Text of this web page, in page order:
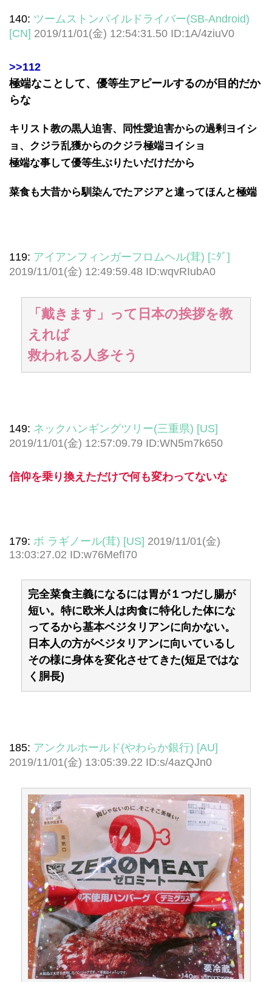
140: ツームストンパイルドライバー(SB-Android)
[CN] 2019/11/01(金) 12:54:31.50 ID:1A/4ziuV0
>>112
極端なことして、優等生アピールするのが目的だか
らな
キリスト教の黒人迫害、同性愛迫害からの過剰ヨイシ
ョ、クジラ乱獲からのクジラ極端ヨイショ
極端な事して優等生ぶりたいだけだから
菜食も大昔から馴染んでたアジアと違ってほんと極端
119: アイアンフィンガーフロムヘル(茸) [ﾆﾀﾞ]
2019/11/01(金) 12:49:59.48 ID:wqvRIubA0
「戴きます」って日本の挨拶を教
えれば
救われる人多そう
149: ネックハンギングツリー(三重県) [US]
2019/11/01(金) 12:57:09.79 ID:WN5m7k650
信仰を乗り換えただけで何も変わってないな
179: ボ ラギノール(茸) [US] 2019/11/01(金)
13:03:27.02 ID:w76MefI70
完全菜食主義になるには胃が１つだし腸が
短い。特に欧米人は肉食に特化した体にな
ってるから基本ベジタリアンに向かない。
日本人の方がベジタリアンに向いているし
その様に身体を変化させてきた(短足ではな
く胴長)
185: アンクルホールド(やわらか銀行) [AU]
2019/11/01(金) 13:05:39.22 ID:s/4azQJn0